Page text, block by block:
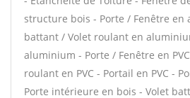
structure bois - Porte / Fenêtre en
battant / Volet roulant en
aluminium - Porte / Fenêtre en
roulant en PVC - Portail en PVC -
Porte intérieure en bois - Volet